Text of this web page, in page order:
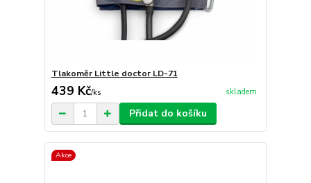
Tlakoměr Little doctor LD-71
439 Kč/ks skladem
Přidat do košíku
Akce